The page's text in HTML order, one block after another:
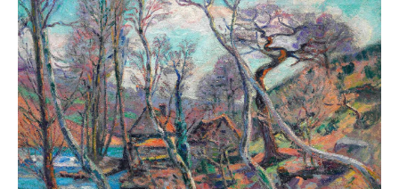
Armand
Guillaumin,
Moulin
Bouchardon